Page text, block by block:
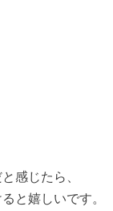
感じたら、
と嬉しいです。